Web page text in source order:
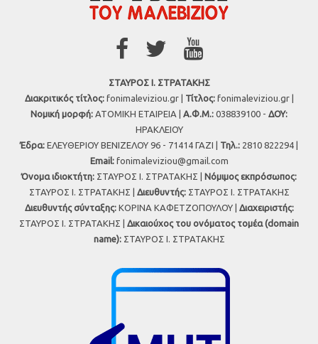
ΣΤΑΥΡΟΣ Ι. ΣΤΡΑΤΑΚΗΣ
Διακριτικός τίτλος:fonimaleviziou.gr | Τίτλος:fonimaleviziou.gr |
Νομική μορφή: ΑΤΟΜΙΚΗ ΕΤΑΙΡΕΙΑ | Α.Φ.Μ.: 038839100 - ΔΟΥ:
ΗΡΑΚΛΕΙΟΥ
Έδρα: ΕΛΕΥΘΕΡΙΟΥ ΒΕΝΙΖΕΛΟΥ 96 - 71414 ΓΑΖΙ | Τηλ.: 2810 822294 |
Εmail: fonimaleviziou@gmail.com
Όνομα ιδιοκτήτη: ΣΤΑΥΡΟΣ Ι. ΣΤΡΑΤΑΚΗΣ | Νόμιμος εκπρόσωπος:
ΣΤΑΥΡΟΣ Ι. ΣΤΡΑΤΑΚΗΣ | Διευθυντής:ΣΤΑΥΡΟΣ Ι. ΣΤΡΑΤΑΚΗΣ
Διευθυντής σύνταξης:ΚΟΡΙΝΑ ΚΑΦΕΤΖΟΠΟΥΛΟΥ | Διαχειριστής:
ΣΤΑΥΡΟΣ Ι. ΣΤΡΑΤΑΚΗΣ | Δικαιούχος του ονόματος τομέα (domain
name):ΣΤΑΥΡΟΣ Ι. ΣΤΡΑΤΑΚΗΣ